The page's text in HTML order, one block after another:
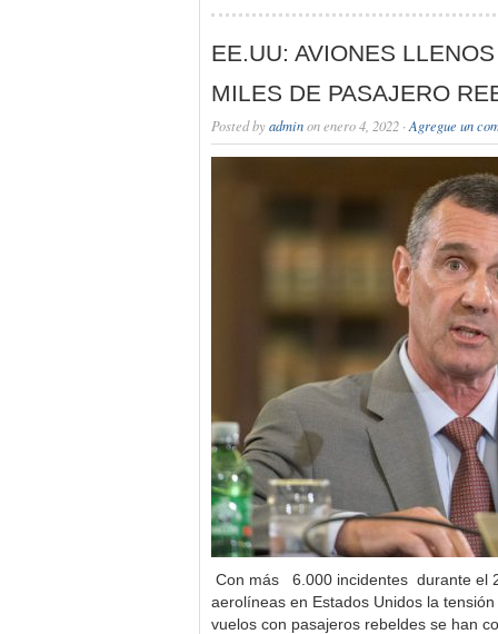
EE.UU: AVIONES
MILES DE PASAJERO
Posted byadminon enero 4, 2022 · Agregue un
Con más 6.000 incidentes durante el
aerolíneas en Estados Unidos la
vuelos con pasajeros rebeldes se han